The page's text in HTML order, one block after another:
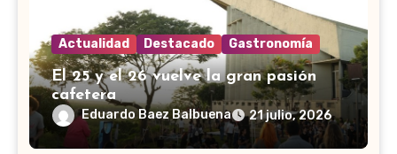
Actualidad Destacado Gastronomía
El 25 y el 26 vuelve la gran pasión
cafetera
Eduardo Baez Balbuena 21 julio, 2026